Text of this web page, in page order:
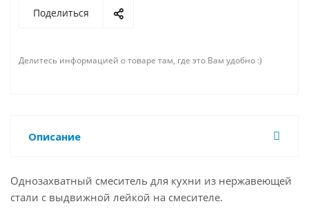
Поделиться
Делитесь информацией о товаре там, где это Вам удобно :)
Описание
Однозахватный смеситель для кухни из нержавеющей
стали с выдвижной лейкой на смесителе.